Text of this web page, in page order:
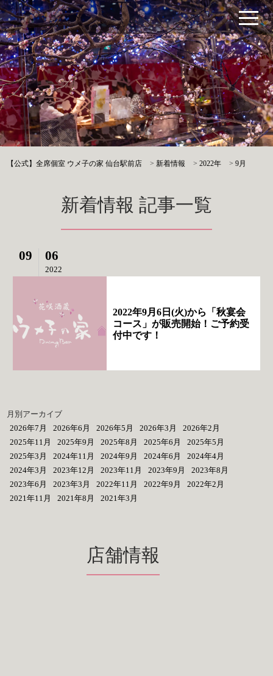
【公式】全席個室 ウメ子の家 仙台駅前店 >新着情報 >2022年 >9月
新着情報 記事一覧
09 06
2022
2022年9月6日(火)から「秋宴会
コース」が販売開始！ご予約受
付中です！
月別アーカイブ
2026年7月
2026年6月 2026年5月 2026年3月
2026年2月
2025年11月
2025年9月 2025年8月 2025年6月
2025年5月
2025年3月
2024年11月 2024年9月 2024年6月
2024年4月
2024年3月
2023年12月 2023年11月 2023年9月
2023年8月
2023年6月
2023年3月 2022年11月 2022年9月
2022年2月
2021年11月
2021年8月 2021年3月
店舗情報